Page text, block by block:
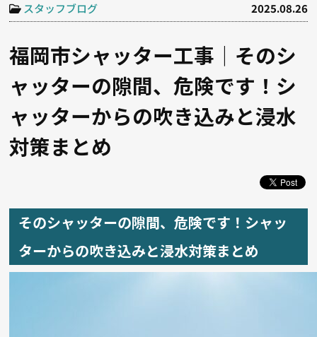
2025.08.26
スタッフブログ
福岡市シャッター工事｜そのシ
ャッターの隙間、危険です！シ
ャッターからの吹き込みと浸水
対策まとめ
そのシャッターの隙間、危険です！シャッ
ターからの吹き込みと浸水対策まとめ